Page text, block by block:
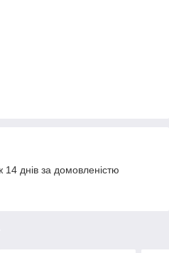
днів за домовленістю